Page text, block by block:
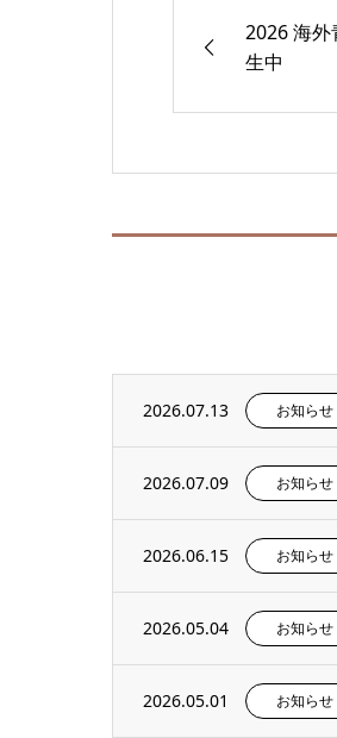
2026 海外
生中
2026.07.13 お知らせ
2026.07.09 お知らせ
2026.06.15 お知らせ
2026.05.04 お知らせ
2026.05.01 お知らせ